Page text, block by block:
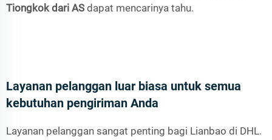
Tiongkok dari AS dapat mencarinya tahu.
Layanan pelanggan luar biasa untuk semua
kebutuhan pengiriman Anda
Layanan pelanggan sangat penting bagi Lianbao di DHL.